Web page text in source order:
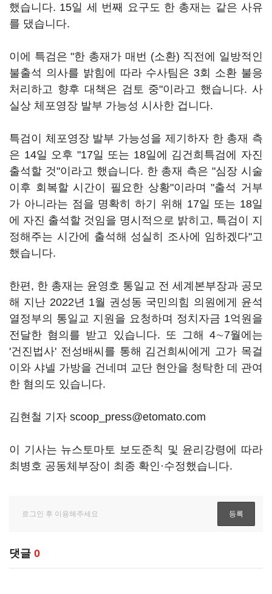
했습니다. 15일 세 번째 요구도 한 총재는 같은 사유
를 댔습니다.
이에 특검은 "한 총재가 매번 (소환) 직전에 일방적인
불출석 의사를 밝힘에 따라 수사팀은 3회 소환 불응
처리하고 향후 대책은 검토 중"이라고 했습니다. 사
실상 체포영장 발부 가능성 시사한 겁니다.
특검이 체포영장 발부 가능성을 제기하자 한 총재 측
은 14일 오후 "17일 또는 18일에 김건희특검에 자진
출석할 것"이라고 했습니다. 한 총재 측은 "심장 시술
이후 회복할 시간이 필요한 상황"이라며 "출석 거부
가 아니라는 점을 명확히 하기 위해 17일 또는 18일
에 자진 출석할 것임을 명시적으로 밝히고, 특검이 지
정해주는 시간에 출석해 성실히 조사에 임하겠다"고
했습니다.
한편, 한 총재는 윤영호 통일교 전 세계본부장과 공모
해 지난 2022년 1월 권성동 국민의힘 의원에게 윤석
열정부의 통일교 지원을 요청하며 정치자금 1억원을
전달한 혐의를 받고 있습니다. 또 그해 4∼7월에는
'건진법사' 전성배씨를 통해 김건희씨에게 고가 목걸
이와 샤넬 가방을 건네며 교단 현안을 청탁한 데 관여
한 혐의도 있습니다.
김현철 기자 scoop_press@etomato.com
이 기사는 뉴스토마토 보도준칙 및 윤리강령에 따라
최병호 공동체부장이 최종 확인·수정했습니다.
댓글 0